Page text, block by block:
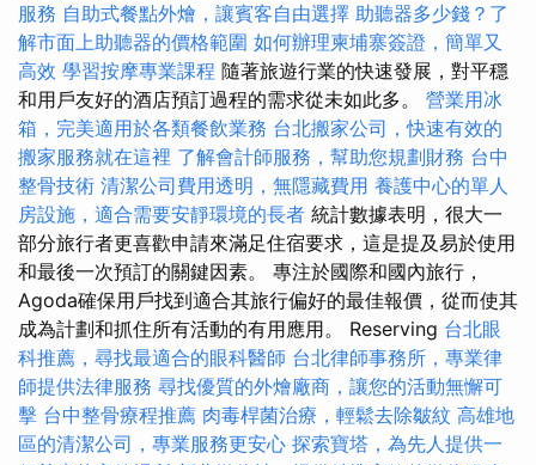
服務 自助式餐點外燴，讓賓客自由選擇 助聽器多少錢？了
解市面上助聽器的價格範圍 如何辦理柬埔寨簽證，簡單又
高效 學習按摩專業課程 隨著旅遊行業的快速發展，對平穩
和用戶友好的酒店預訂過程的需求從未如此多。 營業用冰
箱，完美適用於各類餐飲業務 台北搬家公司，快速有效的
搬家服務就在這裡 了解會計師服務，幫助您規劃財務 台中
整骨技術 清潔公司費用透明，無隱藏費用 養護中心的單人
房設施，適合需要安靜環境的長者 統計數據表明，很大一
部分旅行者更喜歡申請來滿足住宿要求，這是提及易於使用
和最後一次預訂的關鍵因素。 專注於國際和國內旅行，
Agoda確保用戶找到適合其旅行偏好的最佳報價，從而使其
成為計劃和抓住所有活動的有用應用。 Reserving 台北眼
科推薦，尋找最適合的眼科醫師 台北律師事務所，專業律
師提供法律服務 尋找優質的外燴廠商，讓您的活動無懈可
擊 台中整骨療程推薦 肉毒桿菌治療，輕鬆去除皺紋 高雄地
區的清潔公司，專業服務更安心 探索寶塔，為先人提供一